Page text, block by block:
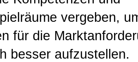
vergeben,
für die
besser aufzustellen.